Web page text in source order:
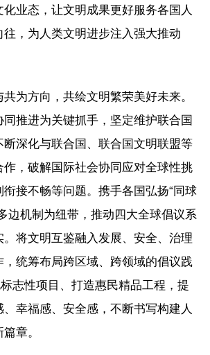
业态，让文明成果更好服务各国人
往，为人类文明进步注入强大推动
为方向，共绘文明繁荣美好未来。
同推进为关键抓手，坚定维护联合国
断深化与联合国、联合国文明联盟等
作，破解国际社会协同应对全球性挑
接不畅等问题。携手各国弘扬“同球
边机制为纽带，推动四大全球倡议系
将文明互鉴融入发展、安全、治理
统筹布局跨区域、跨领域的倡议践
志性项目、打造惠民精品工程，提
幸福感、安全感，不断书写构建人
章。